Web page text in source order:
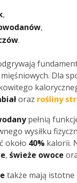
,
,
.
Dla
oraz rośliny
pełnią
wysiłku
około 40% kalorii.
, świeże owoce
także mają istotne